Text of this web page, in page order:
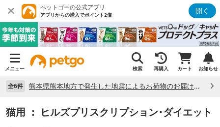
ペットゴーの公式アプリ
アプリからの購入でポイント2倍 開く
メニュー 検索 再購入 カート お知らせ
全6件 熊本県熊本地方で発生した地震によるお荷物のお届け状況について （7/28）
猫用 ： ヒルズプリスクリプション･ダイエット